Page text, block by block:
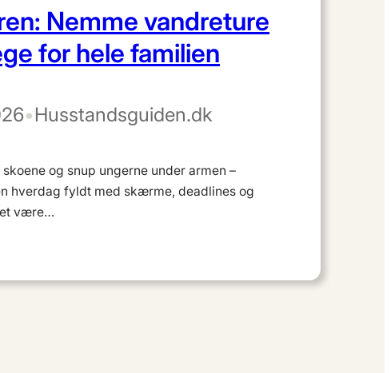
Nemme vandreture
for hele familien
•Husstandsguiden.dk
og snup ungerne under armen –
hverdag fyldt med skærme, deadlines og
være…